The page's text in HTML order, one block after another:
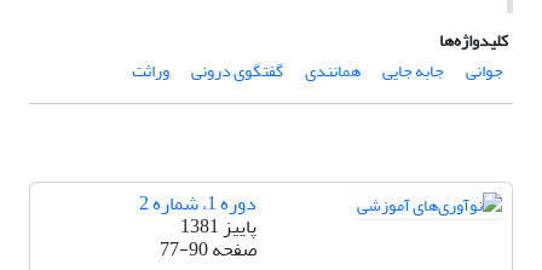
کلیدواژه‌ها
جوانی
جابه جایی همانندی گفتگوی درونی وراثت
دوره 1، شماره 2
پاییز 1381
صفحه77-90